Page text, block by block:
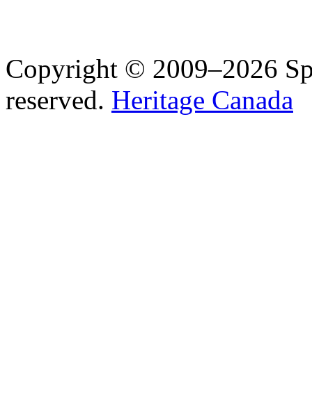
Copyright © 2009–2026
reserved. Heritage Canada